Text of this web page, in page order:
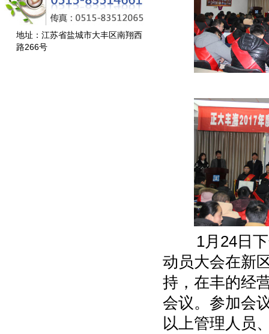
地址：江苏省盐城市大丰区南翔西
路266号
1月24日下
动员大会在新
持，在丰的经
会议。参加会
以上管理人员